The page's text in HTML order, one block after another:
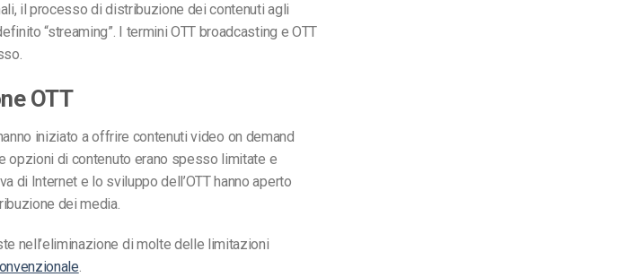
il processo di distribuzione dei contenuti agli
“streaming”. I termini OTT broadcasting e OTT
OTT
iniziato a offrire contenuti video on demand
opzioni di contenuto erano spesso limitate e
di Internet e lo sviluppo dell’OTT hanno aperto
dei media.
nell’eliminazione di molte delle limitazioni
.